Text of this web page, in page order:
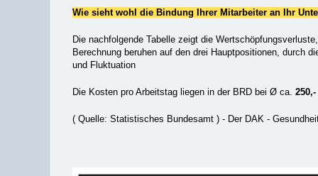
Wie sieht wohl die Bindung Ihrer Mitarbeiter an Ihr
Die nachfolgende Tabelle zeigt die
Berechnung beruhen auf den drei Hauptpositionen, durch
und Fluktuation
Die Kosten pro Arbeitstag liegen in der BRD bei Ø ca.
( Quelle: Statistisches Bundesamt ) - Der DAK -